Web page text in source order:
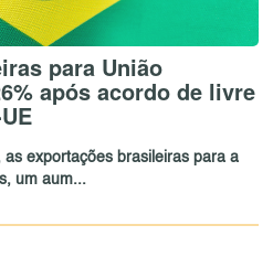
para União
após acordo de livre
exportações brasileiras para a
um aum...